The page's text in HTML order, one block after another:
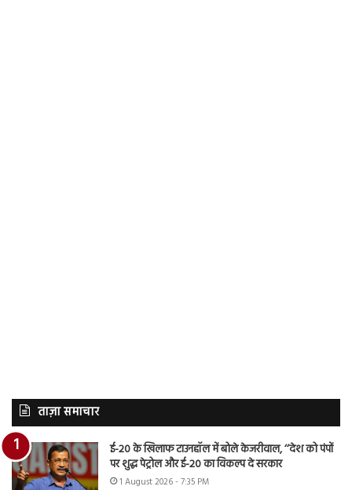
ताज़ा समाचार
ई-20 के खिलाफ टाउनहॉल में बोले केजरीवाल, ‘‘देश को पंपों
पर शुद्ध पेट्रोल और ई-20 का विकल्प दे सरकार
1 August 2026 - 7:35 PM